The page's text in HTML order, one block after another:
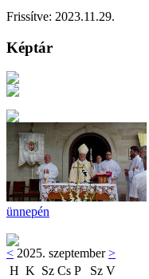
Frissítve: 2023.11.29.
Képtár
ünnepén
< 2025. szeptember>
H K Sz Cs P Sz V